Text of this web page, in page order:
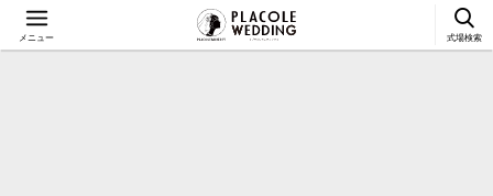
メニュー 式場検索